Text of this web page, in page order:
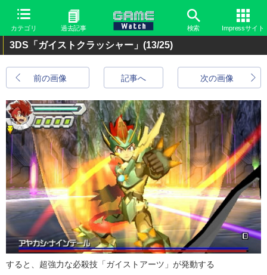
カテゴリ 過去記事 検索 Impressサイト
3DS「ガイストクラッシャー」 (13/25)
前の画像 次の画像
記事へ
すると、超強力な必殺技「ガイストアーツ」が発動する